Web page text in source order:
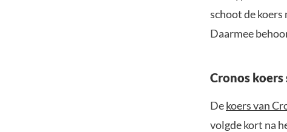
schoot de koers
Daarmee
Cronos
Dekoers van
volgde kort na